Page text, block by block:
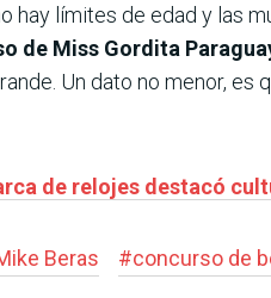
hay límites de edad y las
de Miss Gordita
Un dato no menor,
de relojes destacó
Beras #concurso de